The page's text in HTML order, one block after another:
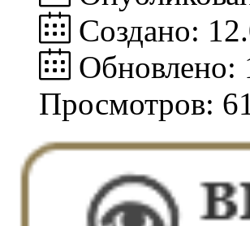
Создано:
Обновлено:
Просмотров: